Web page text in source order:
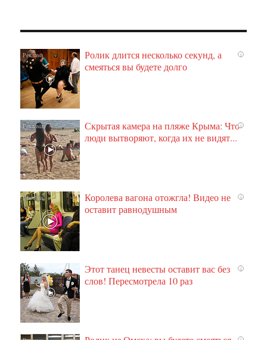
i
Ролик длится несколько секунд, а
смеяться вы будете долго
i
Скрытая камера на пляже Крыма: Что
люди вытворяют, когда их не видят...
i
Королева вагона отожгла! Видео не
оставит равнодушным
i
Этот танец невесты оставит вас без
слов! Пересмотрела 10 раз